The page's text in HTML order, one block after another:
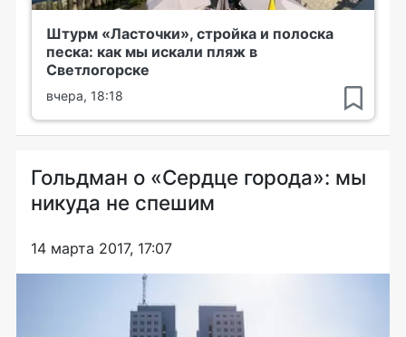
Штурм «Ласточки», стройка и полоска
песка: как мы искали пляж в
Светлогорске
вчера, 18:18
Гольдман о «Сердце города»: мы
никуда не спешим
14 марта 2017, 17:07